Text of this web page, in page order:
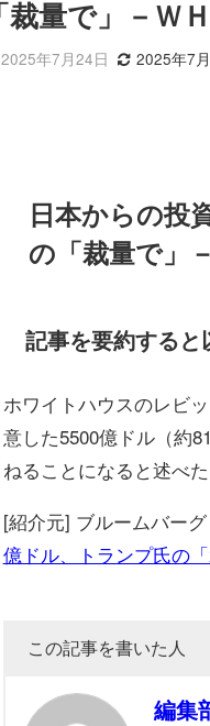
裁量で」－Ｗ
2025年7月24日 2025年7
日本からの投
の「裁量で」
記事を要約すると
ホワイトハウスのレビ
意した5500億ドル（約
ねることになると述べた
[紹介元] ブルームバー
億ドル、トランプ氏の
この記事を書いた人
編集